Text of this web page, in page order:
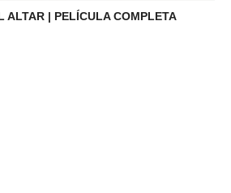
ALTAR | PELÍCULA COMPLETA